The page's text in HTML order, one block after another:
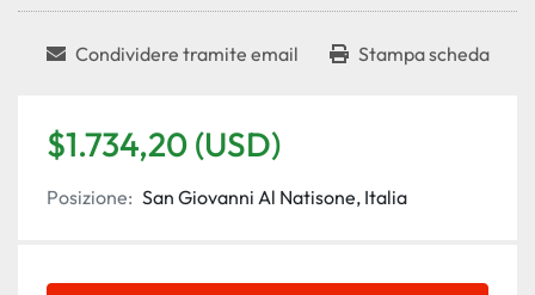
Condividere tramite email Stampa scheda
$1.734,20 (USD)
Posizione: San Giovanni Al Natisone, Italia